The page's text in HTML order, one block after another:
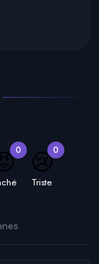
0 0
😢
Triste